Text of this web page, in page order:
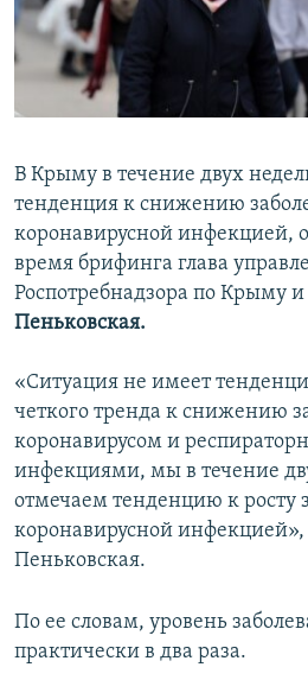
ПОБЕДИТЕЛЕЙ НЕ СУДЯТ?
КРЫМ.НЕПОКОРЕННЫЙ
ПРИСОЕДИНЯЙТЕСЬ!
Все сайты RFE/RL
В Крыму в течение двух
тенденция к снижению
коронавирусной инфекцией,
время брифинга глава
Роспотребнадзора по Крыму
Пеньковская.
«Ситуация не имеет
четкого тренда к снижению
коронавирусом и
инфекциями, мы в течение
отмечаем тенденцию к росту
коронавирусной
Пеньковская.
По ее словам, уровень
практически в два раза.